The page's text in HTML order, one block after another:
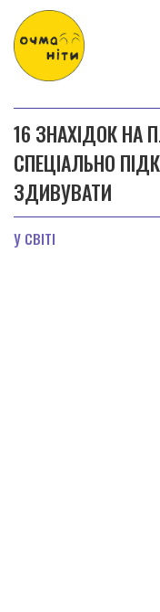
16 ЗНАХІДОК НА
СПЕЦІАЛЬНО
ЗДИВУВАТИ
У СВІТІ